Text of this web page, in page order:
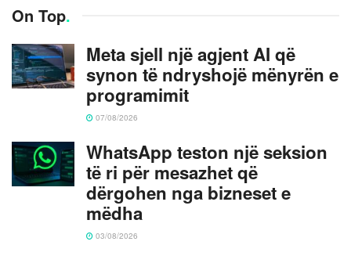
On Top.
Meta sjell një agjent AI që
synon të ndryshojë mënyrën e
programimit
07/08/2026
WhatsApp teston një seksion
të ri për mesazhet që
dërgohen nga bizneset e
mëdha
03/08/2026